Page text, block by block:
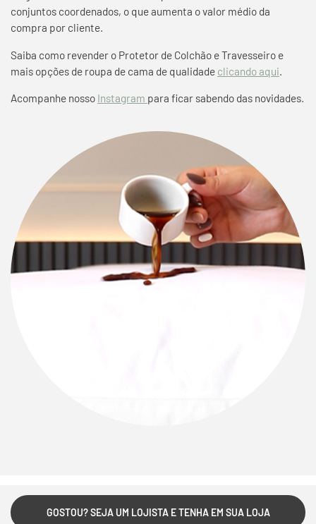
conjuntos coordenados, o que aumenta o valor médio da
compra por cliente.
Saiba como revender o Protetor de Colchão e Travesseiro e
mais opções de roupa de cama de qualidade clicando aqui
Acompanhe nosso Instagram para ficar sabendo das novidades.
GOSTOU? SEJA UM LOJISTA E TENHA EM SUA LOJA